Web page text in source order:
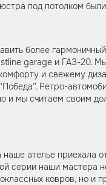
под потолком
более
garage и ГАЗ-20.
и свежему
Ретро-
и мы считаем своим
наше ателье приехала
серии наши мастера
ковров, но и